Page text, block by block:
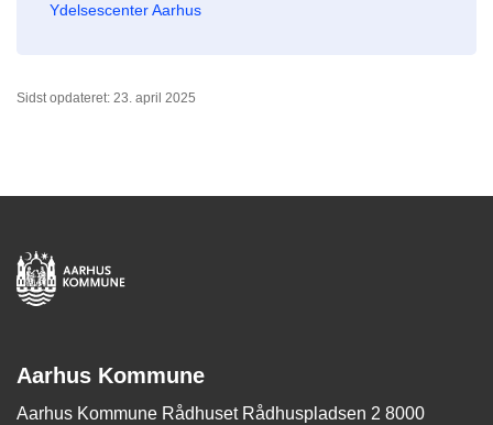
Ydelsescenter Aarhus
Sidst opdateret: 23. april 2025
Aarhus Kommune
Aarhus Kommune Rådhuset Rådhuspladsen 2 8000